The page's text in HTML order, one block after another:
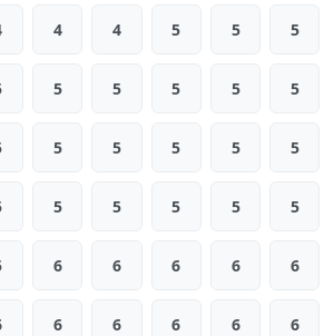
4 4 5 5 5
5 5 5 5 5
5 5 5 5 5
5 5 5 5 5
6 6 6 6 6
6 6 6 6 6